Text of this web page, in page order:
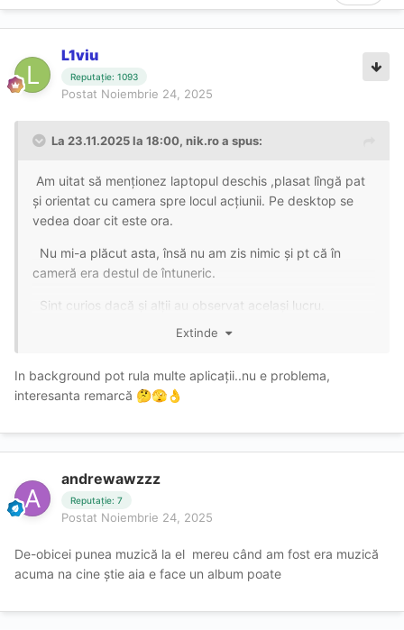
L1viu
Reputație: 1093
Postat Noiembrie 24, 2025
La 23.11.2025 la 18:00, nik.roa spus:
Am uitat să menționez laptopul deschis ,plasat lîngă pat
și orientat cu camera spre locul acțiunii. Pe desktop se
vedea doar cit este ora.
Nu mi-a plăcut asta, însă nu am zis nimic și pt că în
cameră era destul de întuneric.
Sint curios dacă și alții au observat același lucru.
Extinde
In background pot rula multe aplicații..nu e problema,
interesanta remarcă 🤔🫣👌
andrewawzzz
Reputație: 7
Postat Noiembrie 24, 2025
De-obicei punea muzică la el mereu când am fost era muzică
acuma na cine știe aia e face un album poate